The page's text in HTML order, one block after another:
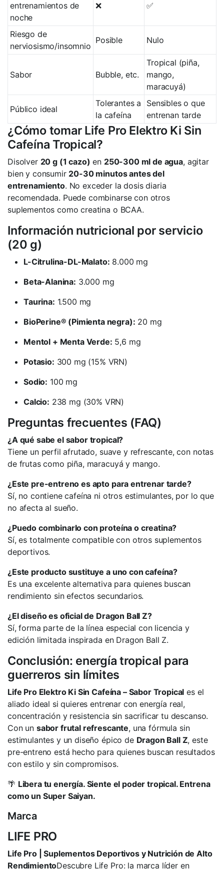
entrenamientos de
noche
❌ ✅
Riesgo de
nerviosismo/insomnio
Posible Nulo
Sabor Bubble, etc.
Tropical (piña,
mango,
maracuyá)
Público ideal
Tolerantes a
la cafeína
Sensibles o que
entrenan tarde
¿Cómo tomar Life Pro Elektro Ki Sin
Cafeína Tropical?
Disolver 20 g (1 cazo) en 250-300 ml de agua, agitar
bien y consumir 20-30 minutos antes del
entrenamiento. No exceder la dosis diaria
recomendada. Puede combinarse con otros
suplementos como creatina o BCAA.
Información nutricional por servicio
(20 g)
L-Citrulina-DL-Malato: 8.000 mg
Beta-Alanina: 3.000 mg
Taurina: 1.500 mg
BioPerine® (Pimienta negra): 20 mg
Mentol + Menta Verde: 5,6 mg
Potasio: 300 mg (15% VRN)
Sodio: 100 mg
Calcio: 238 mg (30% VRN)
Preguntas frecuentes (FAQ)
¿A qué sabe el sabor tropical?
Tiene un perfil afrutado, suave y refrescante, con notas
de frutas como piña, maracuyá y mango.
¿Este pre-entreno es apto para entrenar tarde?
Sí, no contiene cafeína ni otros estimulantes, por lo que
no afecta al sueño.
¿Puedo combinarlo con proteína o creatina?
Sí, es totalmente compatible con otros suplementos
deportivos.
¿Este producto sustituye a uno con cafeína?
Es una excelente alternativa para quienes buscan
rendimiento sin efectos secundarios.
¿El diseño es oficial de Dragon Ball Z?
Sí, forma parte de la línea especial con licencia y
edición limitada inspirada en Dragon Ball Z.
Conclusión: energía tropical para
guerreros sin límites
Life Pro Elektro Ki Sin Cafeína – Sabor Tropical es el
aliado ideal si quieres entrenar con energía real,
concentración y resistencia sin sacrificar tu descanso.
Con un sabor frutal refrescante, una fórmula sin
estimulantes y un diseño épico de Dragon Ball Z, este
pre-entreno está hecho para quienes buscan resultados
con estilo y sin compromisos.
🌴 Libera tu energía. Siente el poder tropical. Entrena
como un Super Saiyan.
Marca
LIFE PRO
Life Pro | Suplementos Deportivos y Nutrición de Alto
RendimientoDescubre Life Pro: la marca líder en